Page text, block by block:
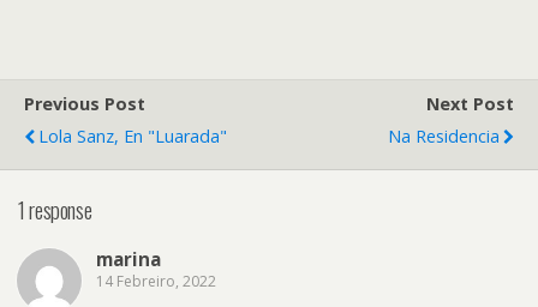
Previous Post
Lola Sanz, En "Luarada"
Next Post
Na Residencia
1 response
marina
14 Febreiro, 2022